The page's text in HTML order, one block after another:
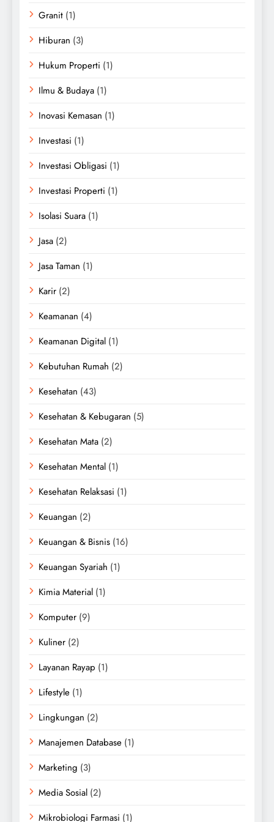
Granit (1)
Hiburan (3)
Hukum Properti (1)
Ilmu & Budaya (1)
Inovasi Kemasan (1)
Investasi (1)
Investasi Obligasi (1)
Investasi Properti (1)
Isolasi Suara (1)
Jasa (2)
Jasa Taman (1)
Karir (2)
Keamanan (4)
Keamanan Digital (1)
Kebutuhan Rumah (2)
Kesehatan (43)
Kesehatan & Kebugaran (5)
Kesehatan Mata (2)
Kesehatan Mental (1)
Kesehatan Relaksasi (1)
Keuangan (2)
Keuangan & Bisnis (16)
Keuangan Syariah (1)
Kimia Material (1)
Komputer (9)
Kuliner (2)
Layanan Rayap (1)
Lifestyle (1)
Lingkungan (2)
Manajemen Database (1)
Marketing (3)
Media Sosial (2)
Mikrobiologi Farmasi (1)